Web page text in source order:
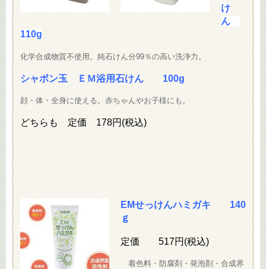
け
ん
110g
化学合成物質不使用。純石けん分99％の高い洗浄力。
シャボン玉 ＥＭ浴用石けん 100g
顔・体・全身に使える。赤ちゃんやお子様にも。
どちらも 定価 178円(税込)
EMせっけんハミガキ 140
ｇ
定価 517円(税込)
着色料・防腐剤・発泡剤・合成界